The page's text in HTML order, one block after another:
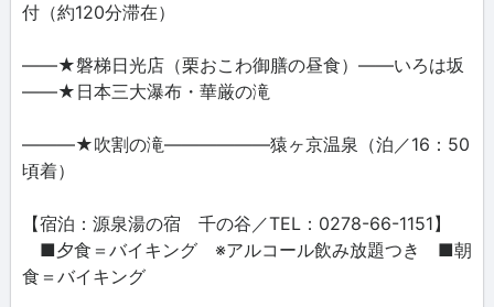
付（約120分滞在）
――★磐梯日光店（栗おこわ御膳の昼食）――いろは坂
――★日本三大瀑布・華厳の滝
―――★吹割の滝――――――猿ヶ京温泉（泊／16：50
頃着）
【宿泊：源泉湯の宿 千の谷／TEL：0278-66-1151】
■夕食＝バイキング ※アルコール飲み放題つき ■朝
食＝バイキング